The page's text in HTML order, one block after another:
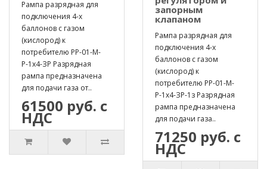
Рампа разрядная для
подключения 4-х
баллонов с газом
(кислород) к
потребителю РР-01-М-
Р-1х4-ЗР Разрядная
рампа предназначена
для подачи газа от..
61500 руб. с
НДС
запорным
клапаном
Рампа разрядная для
подключения 4-х
баллонов с газом
(кислород) к
потребителю РР-01-М-
Р-1х4-ЗР-1з Разрядная
рампа предназначена
для подачи газа..
71250 руб. с
НДС